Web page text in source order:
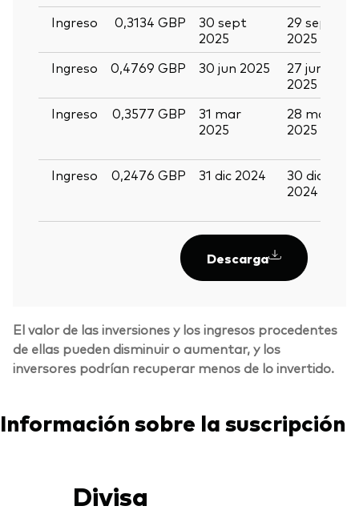
Ingreso
0,3134 GBP
30 sept
2025
29 sept
2025
Ingreso
0,4769 GBP 30 jun 2025
27 jun
2025
Ingreso
0,3577 GBP
31 mar
2025
28 mar
2025
Ingreso
0,2476 GBP 31 dic 2024
30 dic
2024
Descarga
El valor de las inversiones y los ingresos procedentes
de ellas pueden disminuir o aumentar, y los
inversores podrían recuperar menos de lo invertido.
Información sobre la suscripción
Divisa